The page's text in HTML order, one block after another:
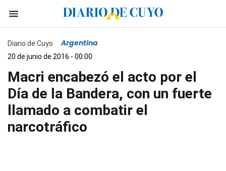
Diario de Cuyo Argentina
20 de junio de 2016 - 00:00
Macri encabezó el acto por el
Día de la Bandera, con un fuerte
llamado a combatir el
narcotráfico